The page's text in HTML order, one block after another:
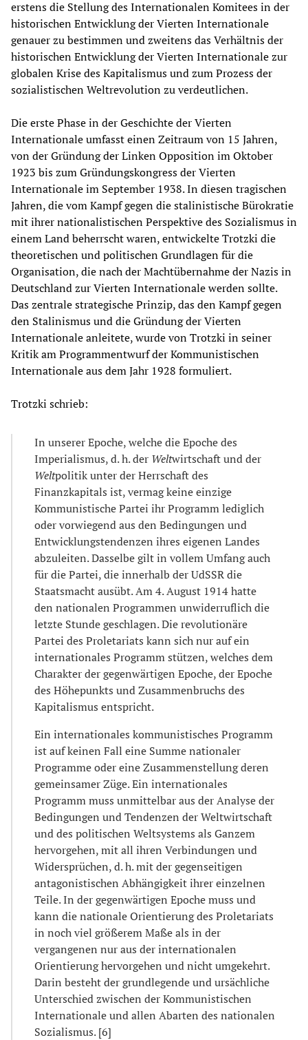
erstens die Stellung des Internationalen Komitees in der
historischen Entwicklung der Vierten Internationale
genauer zu bestimmen und zweitens das Verhältnis der
historischen Entwicklung der Vierten Internationale zur
globalen Krise des Kapitalismus und zum Prozess der
sozialistischen Weltrevolution zu verdeutlichen.
Die erste Phase in der Geschichte der Vierten
Internationale umfasst einen Zeitraum von 15 Jahren,
von der Gründung der Linken Opposition im Oktober
1923 bis zum Gründungskongress der Vierten
Internationale im September 1938. In diesen tragischen
Jahren, die vom Kampf gegen die stalinistische Bürokratie
mit ihrer nationalistischen Perspektive des Sozialismus in
einem Land beherrscht waren, entwickelte Trotzki die
theoretischen und politischen Grundlagen für die
Organisation, die nach der Machtübernahme der Nazis in
Deutschland zur Vierten Internationale werden sollte.
Das zentrale strategische Prinzip, das den Kampf gegen
den Stalinismus und die Gründung der Vierten
Internationale anleitete, wurde von Trotzki in seiner
Kritik am Programmentwurf der Kommunistischen
Internationale aus dem Jahr 1928 formuliert.
Trotzki schrieb:
In unserer Epoche, welche die Epoche des
Imperialismus, d. h. der Weltwirtschaft und der
Weltpolitik unter der Herrschaft des
Finanzkapitals ist, vermag keine einzige
Kommunistische Partei ihr Programm lediglich
oder vorwiegend aus den Bedingungen und
Entwicklungstendenzen ihres eigenen Landes
abzuleiten. Dasselbe gilt in vollem Umfang auch
für die Partei, die innerhalb der UdSSR die
Staatsmacht ausübt. Am 4. August 1914 hatte
den nationalen Programmen unwiderruflich die
letzte Stunde geschlagen. Die revolutionäre
Partei des Proletariats kann sich nur auf ein
internationales Programm stützen, welches dem
Charakter der gegenwärtigen Epoche, der Epoche
des Höhepunkts und Zusammenbruchs des
Kapitalismus entspricht.
Ein internationales kommunistisches Programm
ist auf keinen Fall eine Summe nationaler
Programme oder eine Zusammenstellung deren
gemeinsamer Züge. Ein internationales
Programm muss unmittelbar aus der Analyse der
Bedingungen und Tendenzen der Weltwirtschaft
und des politischen Weltsystems als Ganzem
hervorgehen, mit all ihren Verbindungen und
Widersprüchen, d. h. mit der gegenseitigen
antagonistischen Abhängigkeit ihrer einzelnen
Teile. In der gegenwärtigen Epoche muss und
kann die nationale Orientierung des Proletariats
in noch viel größerem Maße als in der
vergangenen nur aus der internationalen
Orientierung hervorgehen und nicht umgekehrt.
Darin besteht der grundlegende und ursächliche
Unterschied zwischen der Kommunistischen
Internationale und allen Abarten des nationalen
Sozialismus. [6]